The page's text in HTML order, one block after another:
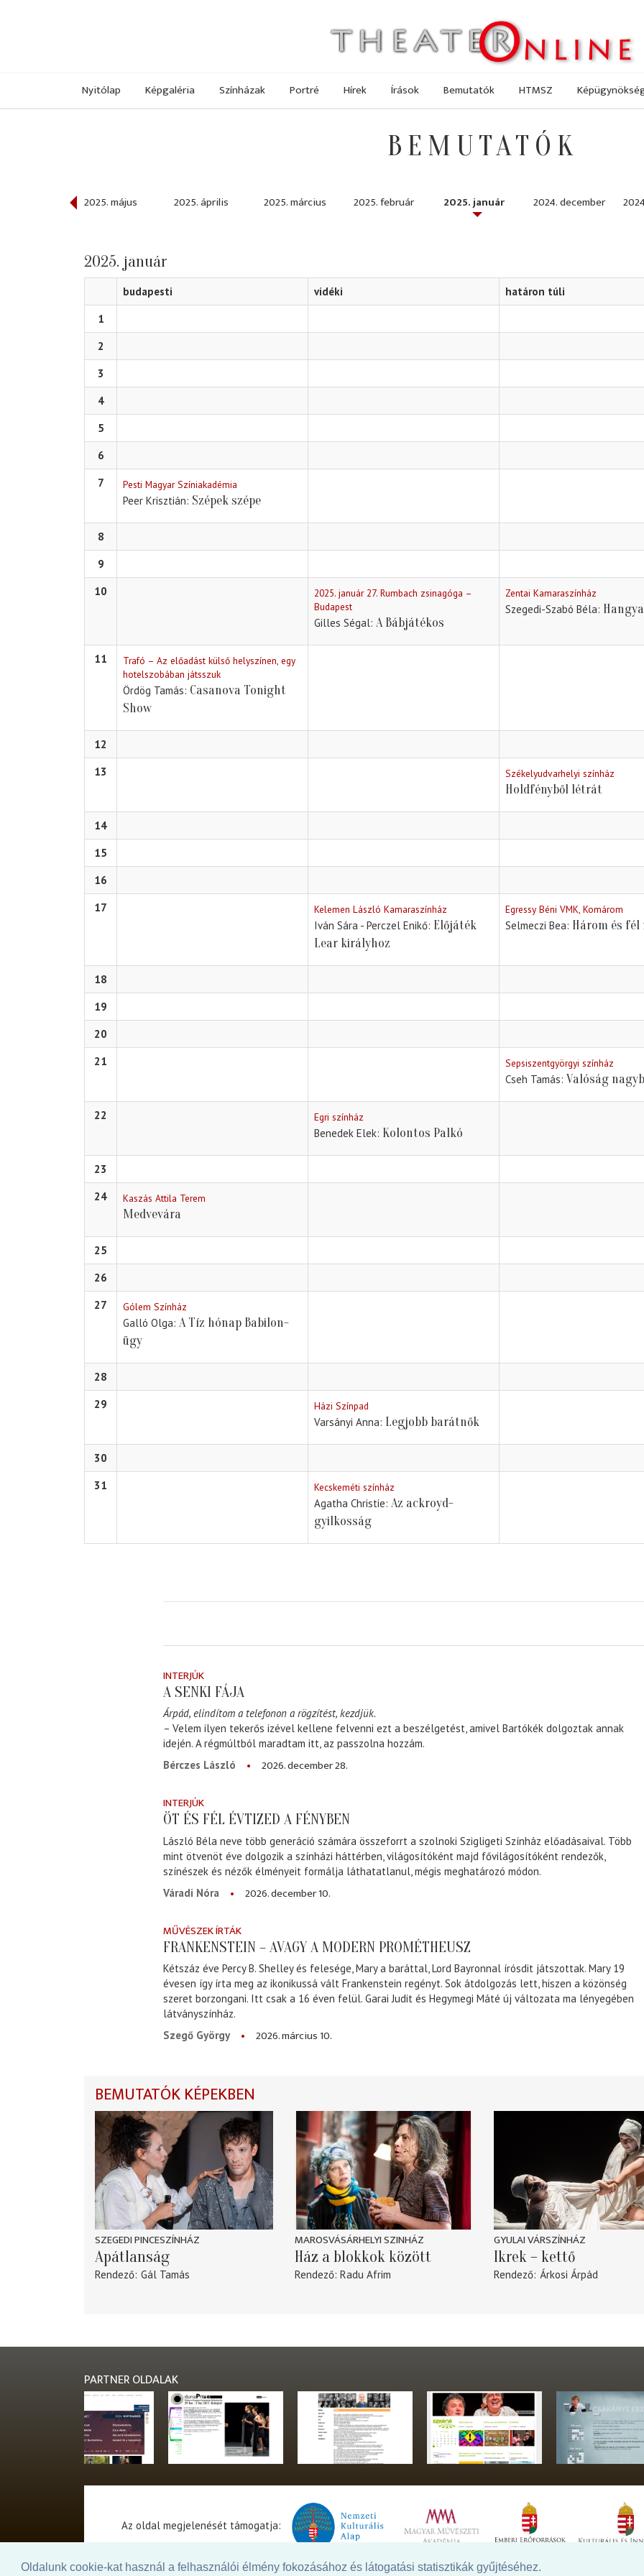
Oldalunk cookie-kat használ a felhasználói élmény fokozásához és látogatási statisztikák gyűjtéséhez.
Nyitólap Képgaléria Színházak Portré Hírek Írások Bemutatók HTMSZ
BEMUTATÓK
2025. május 2025. április 2025. március 2025. február 2025. január 2024. december
2025. január
budapesti vidéki határon túli
1
2
3
4
5
6
7
Pesti Magyar Színiakadémia
Peer Krisztián Szépek szépe
8
9
10
2025. január 27. Rumbach zsinagóga –
Budapest
Gilles Ségal A Bábjátékos
Zentai Kamaraszínház
Szegedi-Szabó Béla
11
Trafó – Az előadást külső helyszínen, egy
hotelszobában játsszuk
Ördög Tamás Casanova Tonight
Show
12
13
Székelyudvarhelyi színház
Holdfényből létrát
14
15
16
17
Kelemen László Kamaraszínház
Iván Sára - Perczel Enikő Előjáték
Lear királyhoz
Egressy Béni VMK, Komárom
Selmeczi Bea Három és fél
18
19
20
21
Sepsiszentgyörgyi színház
Cseh Tamás Valóság
22 Egri színház
Benedek Elek Kolontos Palkó
23
24
Kaszás Attila Terem
Medvevára
25
26
27
Gólem Színház
Galló Olga A Tíz hónap Babilon-
ügy
28
29
Házi Színpad
Varsányi Anna Legjobb barátnők
30
31
Kecskeméti színház
Agatha Christie Az ackroyd-
gyilkosság
INTERJÚK
A SENKI FÁJA
Árpád, elindítom a telefonon a rögzítést, kezdjük.
– Velem ilyen tekerős izével kellene felvenni ezt a beszélgetést, amivel Bartókék dolgoztak annak
idején. A régmúltból maradtam itt, az passzolna hozzám.
Bérczes László
2026. december 28.
INTERJÚK
ÖT ÉS FÉL ÉVTIZED A FÉNYBEN
László Béla neve több generáció számára összeforrt a szolnoki Szigligeti Színház előadásaival. Több
mint ötvenöt éve dolgozik a színházi háttérben, világosítóként majd fővilágosítóként rendezők,
színészek és nézők élményeit formálja láthatatlanul, mégis meghatározó módon.
Váradi Nóra
2026. december 10.
MŰVÉSZEK ÍRTÁK
FRANKENSTEIN – AVAGY A MODERN PROMÉTHEUSZ
Kétszáz éve Percy B. Shelley és felesége, Mary a baráttal, Lord Bayronnal írósdit játszottak. Mary 19
évesen így írta meg az ikonikussá vált Frankenstein regényt. Sok átdolgozás lett, hiszen a közönség
szeret borzongani. Itt csak a 16 éven felül. Garai Judit és Hegymegi Máté új változata ma lényegében
látványszínház.
Szegő György
2026. március 10.
BEMUTATÓK KÉPEKBEN
SZEGEDI PINCESZÍNHÁZ
Apátlanság
Rendező Gál Tamás
MAROSVÁSÁRHELYI SZINHÁZ
Ház a blokkok között
Rendező Radu Afrim
GYULAI VÁRSZÍNHÁZ
Ikrek – kettő
Rendező Árkosi Árpád
PARTNER OLDALAK
Az oldal megjelenését támogatja: